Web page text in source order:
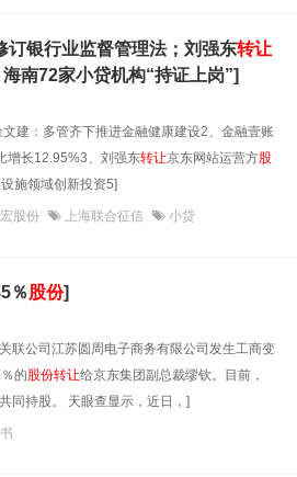
订银行业监督管理法；刘强东转让
南72家小贷机构“持证上岗”]
建：多管齐下推进金融健康建设2、金融壹账
增长12.95%3、刘强东转让京东网站运营方股
施领域创新投资5]
股份 上海联合征信 小贷
％股份]
联公司江苏圆周电子商务有限公司发生工商变
的股份转让给京东集团副总裁缪钦。目前，
同持股。 天眼查显示，近日，]